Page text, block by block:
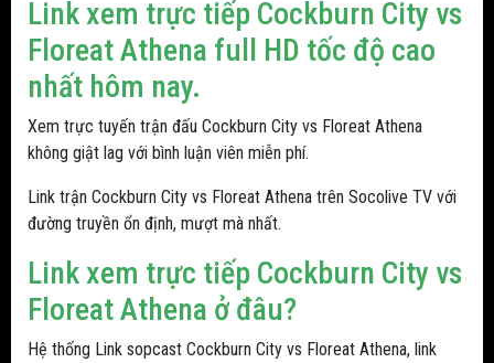
Link xem trực tiếp Cockburn City vs
Floreat Athena full HD tốc độ cao
nhất hôm nay.
Xem trực tuyến trận đấu Cockburn City vs Floreat Athena
không giật lag với bình luận viên miễn phí.
Link trận Cockburn City vs Floreat Athena trên Socolive TV với
đường truyền ổn định, mượt mà nhất.
Link xem trực tiếp Cockburn City vs
Floreat Athena ở đâu?
Hệ thống Link sopcast Cockburn City vs Floreat Athena, link